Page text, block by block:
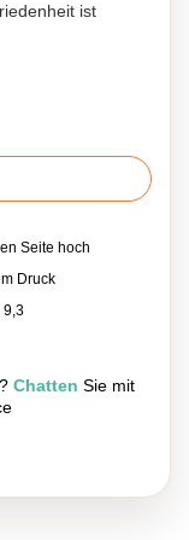
ist
Seite hoch
Druck
9,3
Chatten Sie mit